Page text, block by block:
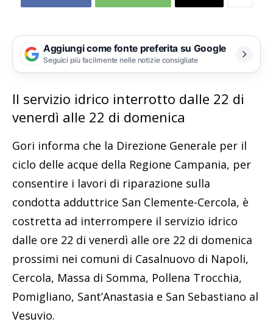
Aggiungi come fonte preferita su Google
Seguici più facilmente nelle notizie consigliate
Il servizio idrico interrotto dalle 22 di
venerdì alle 22 di domenica
Gori informa che la Direzione Generale per il
ciclo delle acque della Regione Campania, per
consentire i lavori di riparazione sulla
condotta adduttrice San Clemente-Cercola, è
costretta ad interrompere il servizio idrico
dalle ore 22 di venerdì alle ore 22 di domenica
prossimi nei comuni di Casalnuovo di Napoli,
Cercola, Massa di Somma, Pollena Trocchia,
Pomigliano, Sant’Anastasia e San Sebastiano al
Vesuvio.